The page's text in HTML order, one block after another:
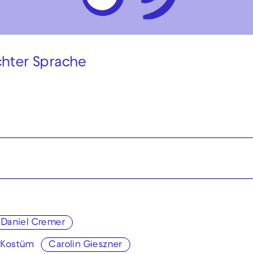
Video
Sprache
Daniel Cremer
Carolin Gieszner